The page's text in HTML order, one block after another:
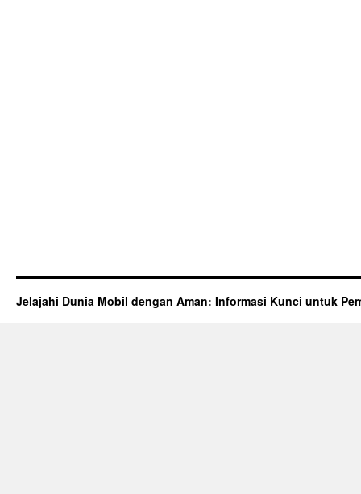
Jelajahi Dunia Mobil dengan Aman: Informasi Kunci untuk